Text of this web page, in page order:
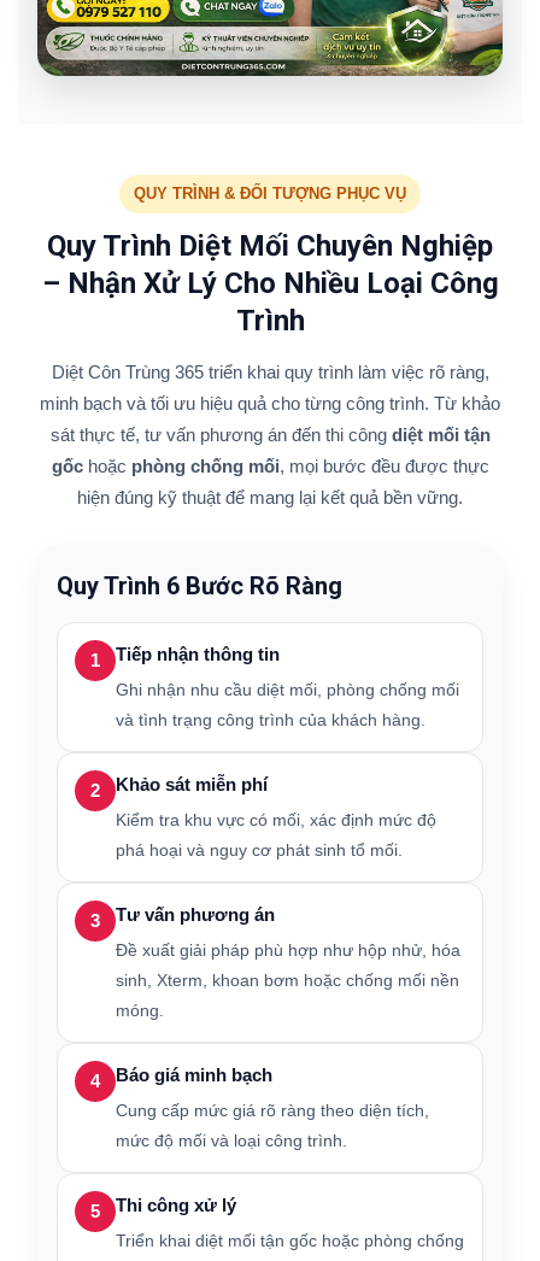
QUY TRÌNH & ĐỐI TƯỢNG PHỤC VỤ
Quy Trình Diệt Mối Chuyên Nghiệp
– Nhận Xử Lý Cho Nhiều Loại Công
Trình
Diệt Côn Trùng 365 triển khai quy trình làm việc rõ ràng,
minh bạch và tối ưu hiệu quả cho từng công trình. Từ khảo
sát thực tế, tư vấn phương án đến thi công diệt mối tận
gốchoặc phòng chống mối, mọi bước đều được thực
hiện đúng kỹ thuật để mang lại kết quả bền vững.
Quy Trình 6 Bước Rõ Ràng
1 Tiếp nhận thông tin
Ghi nhận nhu cầu diệt mối, phòng chống mối
và tình trạng công trình của khách hàng.
2 Khảo sát miễn phí
Kiểm tra khu vực có mối, xác định mức độ
phá hoại và nguy cơ phát sinh tổ mối.
3 Tư vấn phương án
Đề xuất giải pháp phù hợp như hộp nhử, hóa
sinh, Xterm, khoan bơm hoặc chống mối nền
móng.
4 Báo giá minh bạch
Cung cấp mức giá rõ ràng theo diện tích,
mức độ mối và loại công trình.
5 Thi công xử lý
Triển khai diệt mối tận gốc hoặc phòng chống